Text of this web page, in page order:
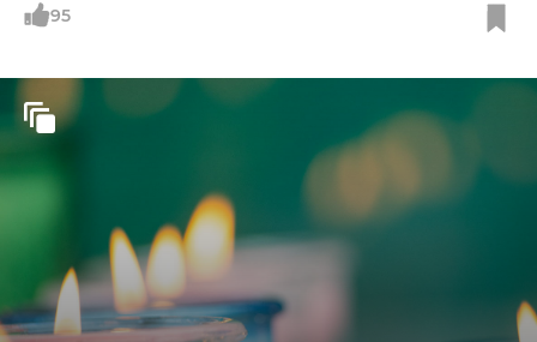
다. 이런 추세는 신종 코로나바이러스의 종식과 상관없이 계속될 것이라는
95